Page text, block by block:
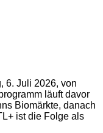
6. Juli 2026, von
läuft davor
Biomärkte, danach
ist die Folge als